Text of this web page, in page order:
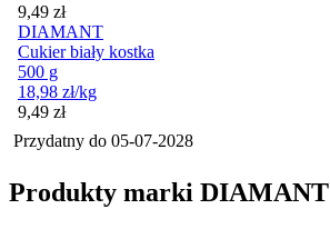
Cena
9,49 zł
DIAMANT
Cukier biały kostka
500 g
18,98 zł/kg
Cena
9,49 zł
Przydatny do 05-07-2028
Produkty marki DIAMANT